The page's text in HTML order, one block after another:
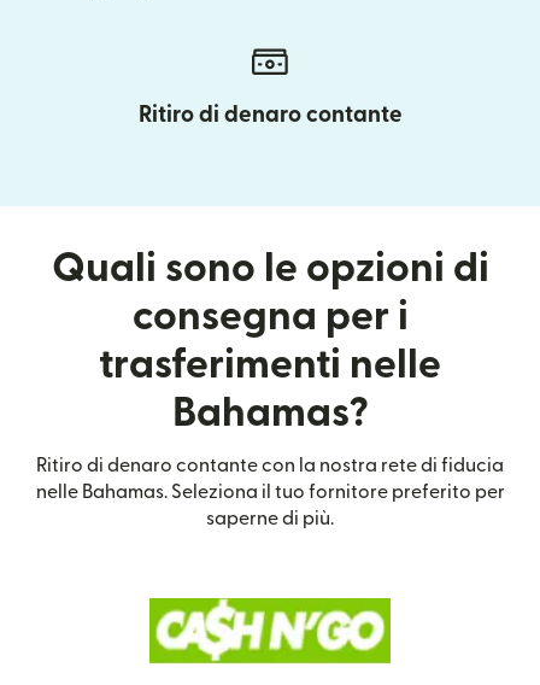
Ritiro di denaro contante
Quali sono le opzioni di
consegna per i
trasferimenti nelle
Bahamas?
Ritiro di denaro contante con la nostra rete di fiducia
nelle Bahamas. Seleziona il tuo fornitore preferito per
saperne di più.